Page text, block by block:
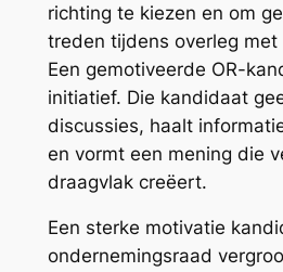
richting te kiezen en om
treden tijdens overleg
Een gemotiveerde OR-
initiatief. Die kandidaat
discussies, haalt
en vormt een mening die
draagvlak creëert.
Een sterke motivatie
ondernemingsraad